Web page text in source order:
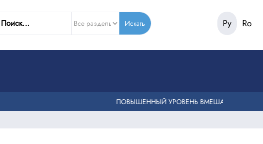
Ру Ro
Искать
ПОВЫШЕННЫЙ УРОВЕНЬ ВМЕШАТЕЛЬСТВА